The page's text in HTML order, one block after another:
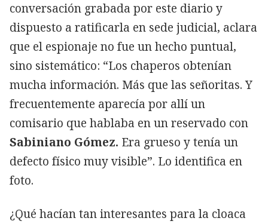
conversación grabada por este diario y
dispuesto a ratificarla en sede judicial, aclara
que el espionaje no fue un hecho puntual,
sino sistemático: “Los chaperos obtenían
mucha información. Más que las señoritas. Y
frecuentemente aparecía por allí un
comisario que hablaba en un reservado con
Sabiniano Gómez. Era grueso y tenía un
defecto físico muy visible”. Lo identifica en
foto.
¿Qué hacían tan interesantes para la cloaca